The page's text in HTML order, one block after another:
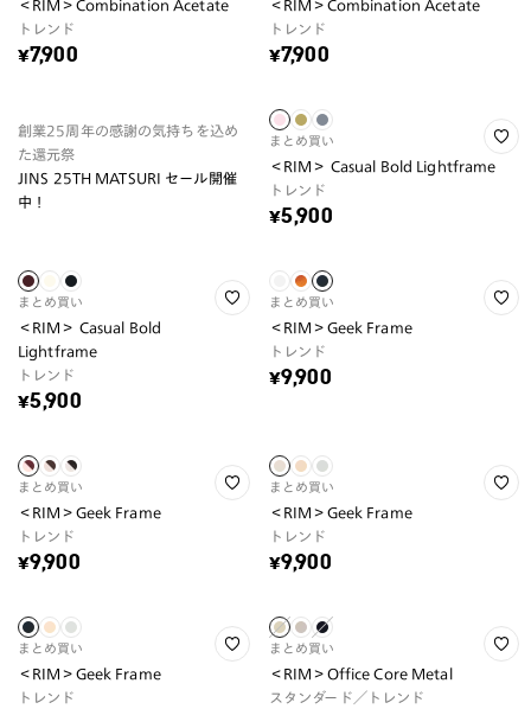
＜RIM＞Combination Acetate
トレンド
¥7,900
＜RIM＞Combination Acetate
トレンド
¥7,900
創業25周年の感謝の気持ちを込め
た還元祭
JINS 25TH MATSURI セール開催
中！
まとめ買い
＜RIM＞ Casual Bold Lightframe
トレンド
¥5,900
まとめ買い
＜RIM＞ Casual Bold
Lightframe
トレンド
¥5,900
まとめ買い
＜RIM＞Geek Frame
トレンド
¥9,900
まとめ買い
＜RIM＞Geek Frame
トレンド
¥9,900
まとめ買い
＜RIM＞Geek Frame
トレンド
¥9,900
まとめ買い
＜RIM＞Geek Frame
トレンド
まとめ買い
＜RIM＞Office Core Metal
スタンダード／トレンド